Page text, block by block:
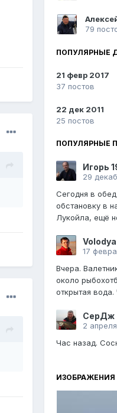
79
ПОПУЛЯРНЫЕ
21 февр 2017
37 постов
22 дек 2011
25 постов
ПОПУЛЯРНЫЕ
Игорь
29
Сегодня в
обстановку в
Лукойла, ещё
Volodya
17
Вчера.
около
открытая
СерДж
2
Час назад.
ИЗОБРАЖЕНИЯ